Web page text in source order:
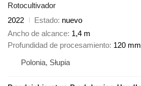
Rotocultivador
2022
Estado nuevo
Ancho de alcance 1,4 m
Profundidad de procesamiento 120 mm
Polonia, Słupia